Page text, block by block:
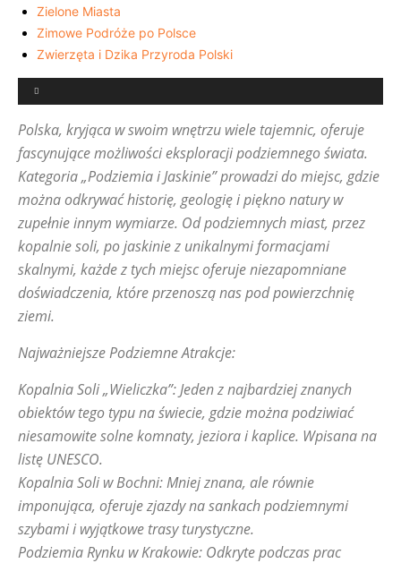
Zielone Miasta
Zimowe Podróże po Polsce
Zwierzęta i Dzika Przyroda Polski
Polska, kryjąca w swoim wnętrzu wiele tajemnic, oferuje
fascynujące możliwości eksploracji podziemnego świata.
Kategoria „Podziemia i Jaskinie” prowadzi do miejsc, gdzie
można odkrywać historię, geologię i piękno natury w
zupełnie innym wymiarze. Od podziemnych miast, przez
kopalnie soli, po jaskinie z unikalnymi formacjami
skalnymi, każde z tych miejsc oferuje niezapomniane
doświadczenia, które przenoszą nas pod powierzchnię
ziemi.
Najważniejsze Podziemne Atrakcje:
Kopalnia Soli „Wieliczka”: Jeden z najbardziej znanych
obiektów tego typu na świecie, gdzie można podziwiać
niesamowite solne komnaty, jeziora i kaplice. Wpisana na
listę UNESCO.
Kopalnia Soli w Bochni: Mniej znana, ale równie
imponująca, oferuje zjazdy na sankach podziemnymi
szybami i wyjątkowe trasy turystyczne.
Podziemia Rynku w Krakowie: Odkryte podczas prac